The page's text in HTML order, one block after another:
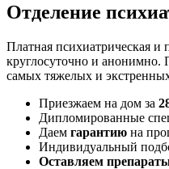
Отделение
Платная психиатрическая и
круглосуточно и анонимно.
самых тяжелых и
Приезжаем на дом за
Дипломированные
Даем гарантию на
Индивидуальный
Оставляем